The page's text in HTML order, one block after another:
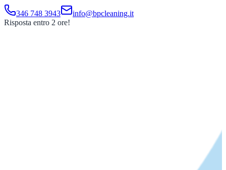
346 748 3943
info@bpcleaning.it
Risposta entro 2 ore!